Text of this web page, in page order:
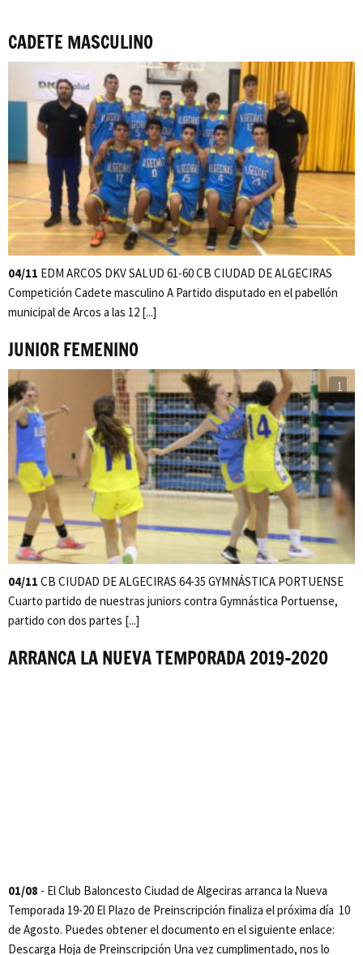
CADETE MASCULINO
04/11 EDM ARCOS DKV SALUD 61-60 CB CIUDAD DE ALGECIRAS
Competición Cadete masculino A Partido disputado en el pabellón
municipal de Arcos a las 12 [...]
JUNIOR FEMENINO
1
04/11 CB CIUDAD DE ALGECIRAS 64-35 GYMNÁSTICA PORTUENSE
Cuarto partido de nuestras juniors contra Gymnástica Portuense,
partido con dos partes [...]
ARRANCA LA NUEVA TEMPORADA 2019-2020
01/08 - El Club Baloncesto Ciudad de Algeciras arranca la Nueva
Temporada 19-20 El Plazo de Preinscripción finaliza el próxima día 10
de Agosto. Puedes obtener el documento en el siguiente enlace:
Descarga Hoja de Preinscripción Una vez cumplimentado, nos lo